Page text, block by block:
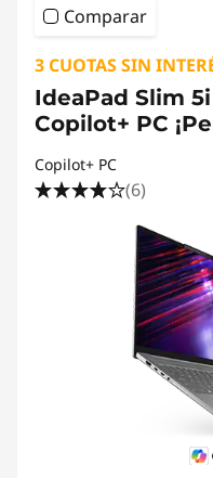
Comparar
3 CUOTAS SIN
IdeaPad Slim 5i
Copilot+ PC
Copilot+ PC
(6)